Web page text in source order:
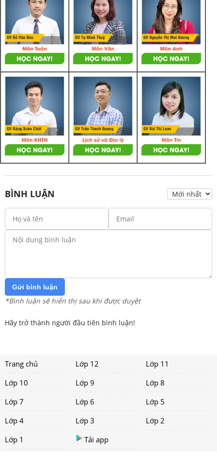
BÌNH LUẬN
Gửi bình luận
*Bình luận sẽ hiển thị sau khi được duyệt
Hãy trở thành người đầu tiên bình luận!
Trang chủ Lớp 12
Lớp 11
Lớp 10
Lớp 9
Lớp 8
Lớp 7
Lớp 6
Lớp 5
Lớp 4
Lớp 3
Lớp 2
Lớp 1
Tải app